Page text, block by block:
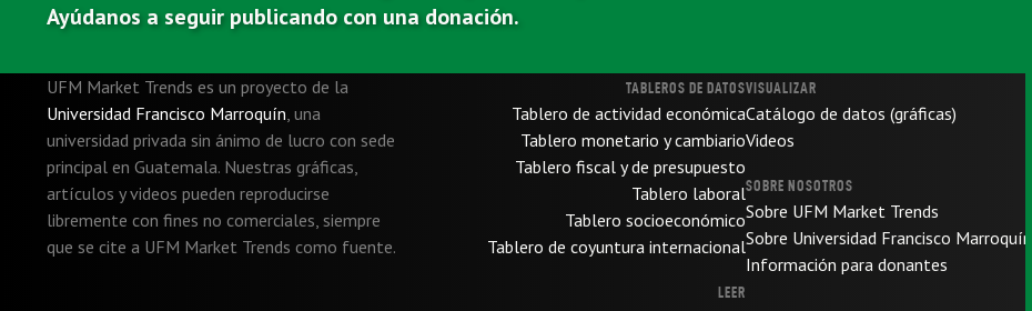
Ayúdanos a seguir publicando con una donación.
UFM Market Trends es un proyecto de la
Universidad Francisco Marroquín una
universidad privada sin ánimo de lucro con sede
principal en Guatemala. Nuestras gráficas,
artículos y videos pueden reproducirse
libremente con fines no comerciales, siempre
que se cite a UFM Market Trends como fuente.
TABLEROS DE DATOS
Tablero de actividad económica
Tablero monetario y cambiario
Tablero fiscal y de presupuesto
Tablero laboral
Tablero socioeconómico
Tablero de coyuntura internacional
LEER
VISUALIZAR
Catálogo de datos (gráficas)
Videos
SOBRE NOSOTROS
Sobre UFM Market Trends
Sobre Universidad Francisco Marroquín
Información para donantes